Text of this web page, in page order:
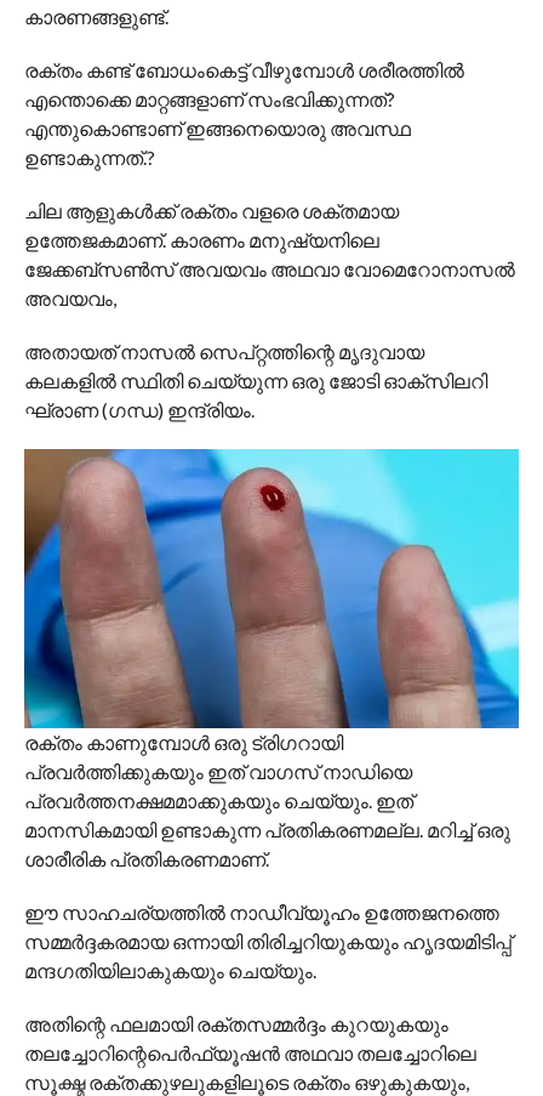
കാരണങ്ങളുണ്ട്.
രക്തം കണ്ട് ബോധംകെട്ട് വീഴുമ്പോള്‍ ശരീരത്തില്‍
എന്തൊക്കെ മാറ്റങ്ങളാണ് സംഭവിക്കുന്നത്?
എന്തുകൊണ്ടാണ് ഇങ്ങനെയൊരു അവസ്ഥ
ഉണ്ടാകുന്നത്.?
ചില ആളുകള്‍ക്ക് രക്തം വളരെ ശക്തമായ
ഉത്തേജകമാണ്. കാരണം മനുഷ്യനിലെ
ജേക്കബ്‌സണ്‍സ് അവയവം അഥവാ വോമെറോനാസല്‍
അവയവം,
അതായത് നാസല്‍ സെപ്റ്റത്തിന്റെ മൃദുവായ
കലകളില്‍ സ്ഥിതി ചെയ്യുന്ന ഒരു ജോടി ഓക്‌സിലറി
ഘ്രാണ (ഗന്ധ) ഇന്ദ്രിയം.
രക്തം കാണുമ്പോള്‍ ഒരു ട്രിഗറായി
പ്രവര്‍ത്തിക്കുകയും ഇത് വാഗസ് നാഡിയെ
പ്രവര്‍ത്തനക്ഷമമാക്കുകയും ചെയ്യും. ഇത്
മാനസികമായി ഉണ്ടാകുന്ന പ്രതികരണമല്ല. മറിച്ച് ഒരു
ശാരീരിക പ്രതികരണമാണ്.
ഈ സാഹചര്യത്തില്‍ നാഡീവ്യൂഹം ഉത്തേജനത്തെ
സമ്മര്‍ദ്ദകരമായ ഒന്നായി തിരിച്ചറിയുകയും ഹൃദയമിടിപ്പ്
മന്ദഗതിയിലാകുകയും ചെയ്യും.
അതിന്റെ ഫലമായി രക്തസമ്മര്‍ദ്ദം കുറയുകയും
തലച്ചോറിന്റെപെര്‍ഫ്യൂഷന്‍ അഥവാ തലച്ചോറിലെ
സൂക്ഷ്മ രക്തക്കുഴലുകളിലൂടെ രക്തം ഒഴുകുകയും,